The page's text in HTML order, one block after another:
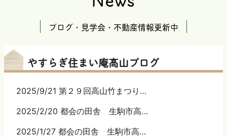
ブログ・見学会・不動産情報更新中
やすらぎ住まい庵髙山ブログ
2025/9/21 第２９回高山竹まつり…
2025/2/20 都会の田舎 生駒市高…
2025/1/27 都会の田舎 生駒市高…